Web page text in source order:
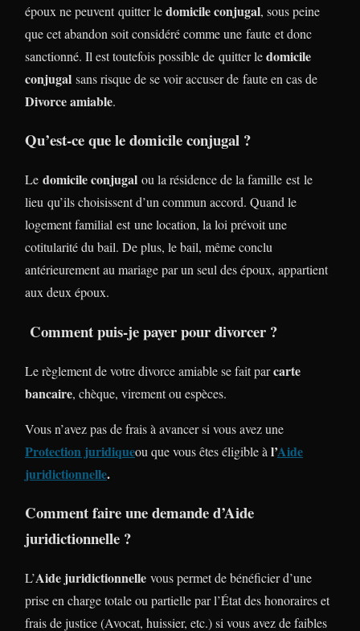
époux ne peuvent quitter ledomicile conjugal, sous peine
que cet abandon soit considéré comme une faute et donc
sanctionné. Il est toutefois possible de quitter ledomicile
conjugal sans risque de se voir accuser de faute en cas de
Divorce amiable.
Qu’est-ce que le domicile conjugal ?
Le domicile conjugal ou la résidence de la famille est le
lieu qu’ils choisissent d’un commun accord. Quand le
logement familial est une location, la loi prévoit une
cotitularité du bail. De plus, le bail, même conclu
antérieurement au mariage par un seul des époux, appartient
aux deux époux.
Comment puis-je payer pour divorcer ?
Le règlement de votre divorce amiable se fait parcarte
bancaire, chèque, virement ou espèces.
Vous n’avez pas de frais à avancer si vous avez une
Protection juridiqueou que vous êtes éligible à l’Aide
juridictionnelle.
Comment faire une demande d’Aide
juridictionnelle ?
L’Aide juridictionnelle vous permet de bénéficier d’une
prise en charge totale ou partielle par l’État des honoraires et
frais de justice (Avocat, huissier, etc.) si vous avez de faibles